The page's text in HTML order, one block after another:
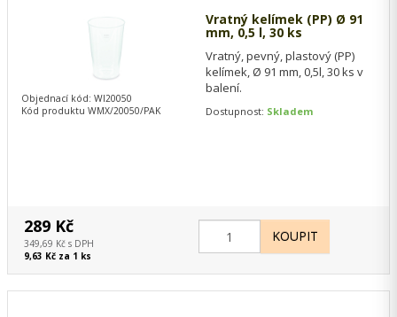
Vratný kelímek (PP) Ø 91
mm, 0,5 l, 30 ks
Vratný, pevný, plastový (PP)
kelímek, Ø 91 mm, 0,5l, 30 ks v
balení.
Dostupnost: Skladem
Objednací kód: WI20050
Kód produktu WMX/20050/PAK
289 Kč
349,69 Kč s DPH
9,63 Kč za 1 ks